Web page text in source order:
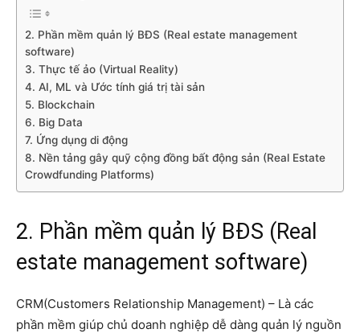
2. Phần mềm quản lý BĐS (Real estate management
software)
3. Thực tế ảo (Virtual Reality)
4. AI, ML và Ước tính giá trị tài sản
5. Blockchain
6. Big Data
7. Ứng dụng di động
8. Nền tảng gây quỹ cộng đồng bất động sản (Real Estate
Crowdfunding Platforms)
2. Phần mềm quản lý BĐS (Real
estate management software)
CRM(Customers Relationship Management) – Là các
phần mềm giúp chủ doanh nghiệp dễ dàng quản lý nguồn